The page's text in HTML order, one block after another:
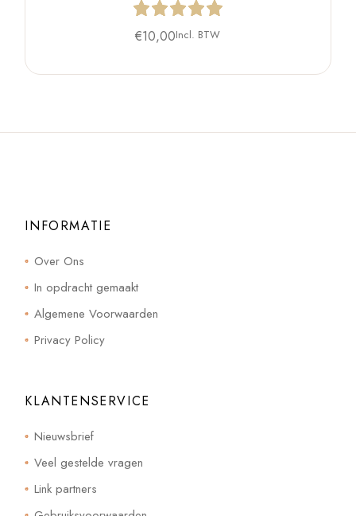
€10,00Incl. BTW
INFORMATIE
Over Ons
In opdracht gemaakt
Algemene Voorwaarden
Privacy Policy
KLANTENSERVICE
Nieuwsbrief
Veel gestelde vragen
Link partners